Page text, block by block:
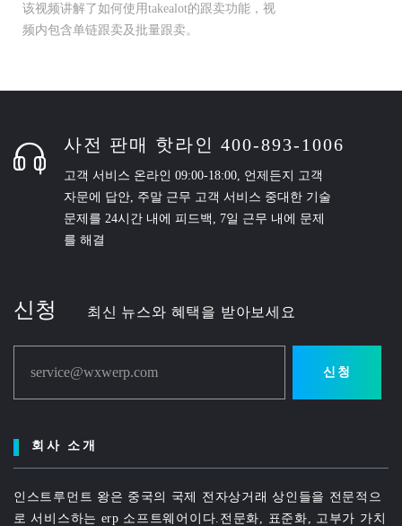
该视频讲解了如何使用takealot的跟卖功能，视
频内包含单链跟卖及批量跟卖。
사전 판매 핫라인 400-893-1006
고객 서비스 온라인 09:00-18:00, 언제든지 고객
자문에 답안, 주말 근무 고객 서비스 중대한 기술
문제를 24시간 내에 피드백, 7일 근무 내에 문제
를 해결
신청 최신 뉴스와 혜택을 받아보세요
service@wxwerp.com 신청
회사 소개
인스트루먼트 왕은 중국의 국제 전자상거래 상인들을 전문적으
로 서비스하는 erp 소프트웨어이다.전문화, 표준화, 고부가 가치